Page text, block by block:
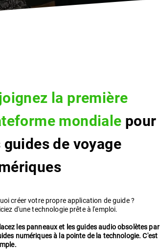
la première
mondiale pour
guides de voyage
créer votre propre application de guide ?
d'une technologie prête à l'emploi.
les panneaux et les guides audio obsolètes par
numériques à la pointe de la technologie. C'est